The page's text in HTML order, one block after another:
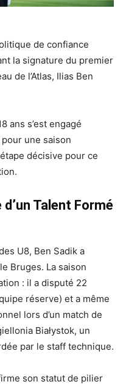
de confiance
la signature du premier
de l’Atlas, Ilias Ben
ans s’est engagé
une saison
décisive pour ce
Talent Formé
U8, Ben Sadik a
Bruges. La saison
: il a disputé 22
réserve) et a même
lors d’un match de
Białystok, un
par le staff technique.
son statut de pilier